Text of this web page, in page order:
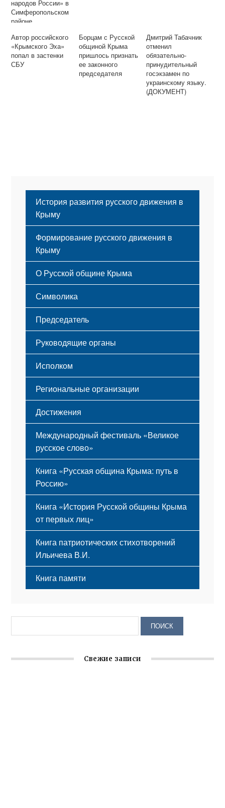
народов России» в
Симферопольском
районе
Автор российского
«Крымского Эха»
попал в застенки
СБУ
Борцам с Русской
общиной Крыма
пришлось признать
ее законного
председателя
Дмитрий Табачник
отменил
обязательно-
принудительный
госэкзамен по
украинскому языку.
(ДОКУМЕНТ)
История развития русского движения в
Крыму
Формирование русского движения в
Крыму
Русский Крым
О Русской общине Крыма
Этапы становления
Принципы деятельности
Структура
Мероприятия
Символика
Флаг
Герб
Гимн
Председатель
Руководящие органы
Исполком
Региональные организации
Достижения
Международный фестиваль «Великое
русское слово»
Книга «Русская община Крыма: путь в
Россию»
Книга «История Русской общины Крыма
от первых лиц»
Книга патриотических стихотворений
Ильичева В.И.
Книга памяти
Свежие записи